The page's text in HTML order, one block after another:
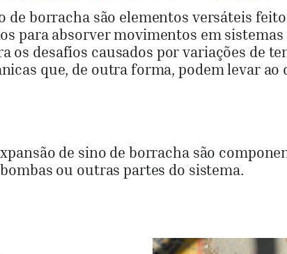
de borracha são elementos versáteis
para absorver movimentos em sistemas
os desafios causados por variações de
que, de outra forma, podem levar ao
de sino de borracha são
ou outras partes do sistema.